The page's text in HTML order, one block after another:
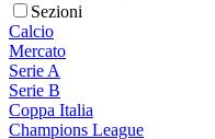
Sezioni
Calcio
Mercato
Serie A
Serie B
Coppa Italia
Champions League